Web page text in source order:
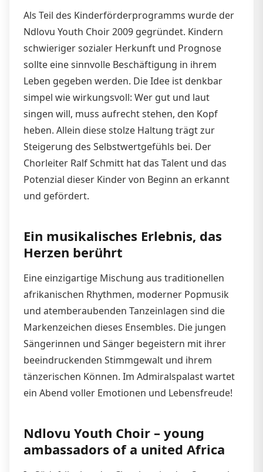
Als Teil des Kinderförderprogramms wurde der
Ndlovu Youth Choir 2009 gegründet. Kindern
schwieriger sozialer Herkunft und Prognose
sollte eine sinnvolle Beschäftigung in ihrem
Leben gegeben werden. Die Idee ist denkbar
simpel wie wirkungsvoll: Wer gut und laut
singen will, muss aufrecht stehen, den Kopf
heben. Allein diese stolze Haltung trägt zur
Steigerung des Selbstwertgefühls bei. Der
Chorleiter Ralf Schmitt hat das Talent und das
Potenzial dieser Kinder von Beginn an erkannt
und gefördert.
Ein musikalisches Erlebnis, das
Herzen berührt
Eine einzigartige Mischung aus traditionellen
afrikanischen Rhythmen, moderner Popmusik
und atemberaubenden Tanzeinlagen sind die
Markenzeichen dieses Ensembles. Die jungen
Sängerinnen und Sänger begeistern mit ihrer
beeindruckenden Stimmgewalt und ihrem
tänzerischen Können. Im Admiralspalast wartet
ein Abend voller Emotionen und Lebensfreude!
Ndlovu Youth Choir – young
ambassadors of a united Africa